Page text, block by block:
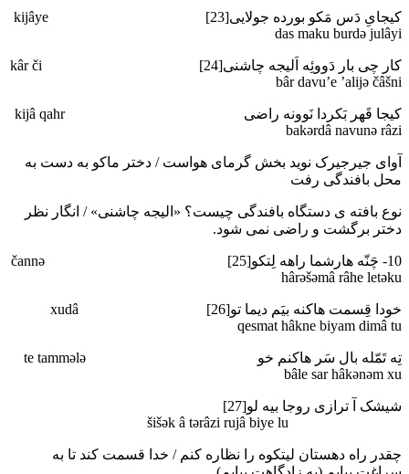
کیجایِ دَس مَکو بورده جولایی[23] kijâye
das maku burdә julâyi
کار چی بار دَووئِه اَلیجه چاشنی[24] kâr či
bâr davu’e ’alijә čâšni
کیجا قَهر بَکردا نَوونه راضی kijâ qahr
bakәrdâ navunә râzi
آوای جیرجیرک نوید بخش گرمای هواست / دختر ماکو به دست به
محل بافندگی رفت
نوع بافته ی دستگاه بافندگی چیست؟ «الیجه چاشنی» / انگار نظر
دختر برگشت و راضی نمی شود.
10- چَنّه هارشما راهه لِتکو[25] čannә
hârәšәmâ râhe letәku
خودا قِسمت هاکنه بیَم دیما تو[26] xudâ
qesmat hâkne biyam dimâ tu
تِه تَمّله بال سَر هاکنم خو te tammәlә
bâle sar hâkәnәm xu
شیشک آ ترازی روجا بیه لو[27]
چقدر راه دهستان لیتکوه را نظاره کنم / خدا قسمت کند تا به